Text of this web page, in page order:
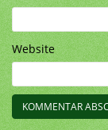
Website